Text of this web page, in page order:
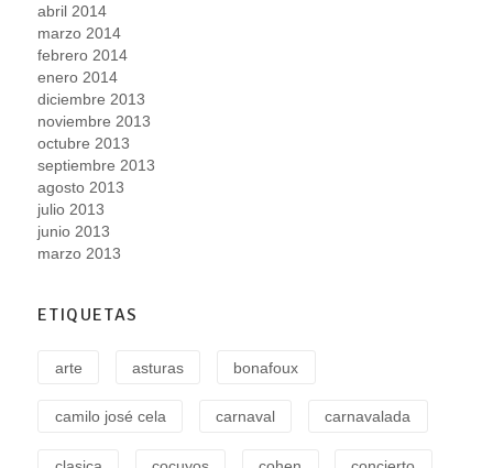
abril 2014
marzo 2014
febrero 2014
enero 2014
diciembre 2013
noviembre 2013
octubre 2013
septiembre 2013
agosto 2013
julio 2013
junio 2013
marzo 2013
ETIQUETAS
arte asturas bonafoux
camilo josé cela carnaval carnavalada